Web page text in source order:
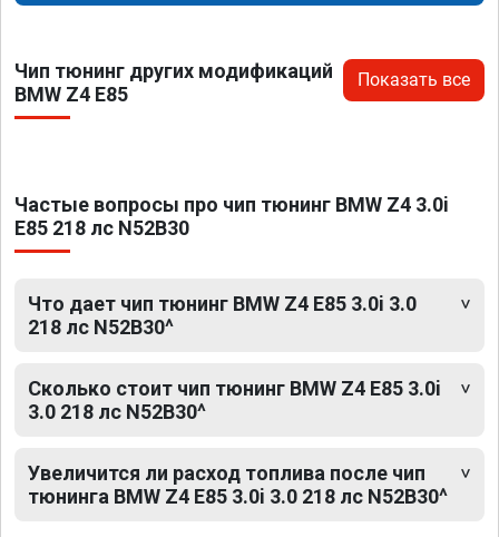
Чип тюнинг других модификаций
BMW Z4 E85
Показать все
Частые вопросы про чип тюнинг BMW Z4 3.0i
E85 218 лс N52B30
Что дает чип тюнинг BMW Z4 E85 3.0i 3.0
218 лс N52B30^
Сколько стоит чип тюнинг BMW Z4 E85 3.0i
3.0 218 лс N52B30^
Увеличится ли расход топлива после чип
тюнинга BMW Z4 E85 3.0i 3.0 218 лс N52B30^